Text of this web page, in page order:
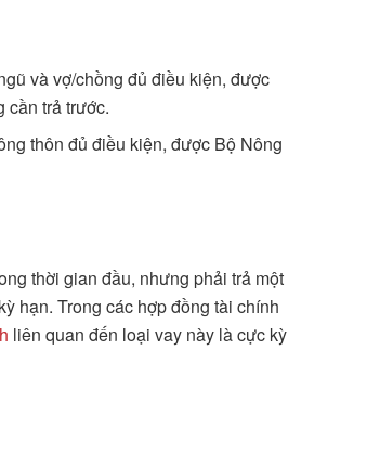
và vợ/chồng đủ điều kiện, được
cần trả trước.
thôn đủ điều kiện, được Bộ Nông
thời gian đầu, nhưng phải trả một
hạn. Trong các hợp đồng tài chính
liên quan đến loại vay này là cực kỳ